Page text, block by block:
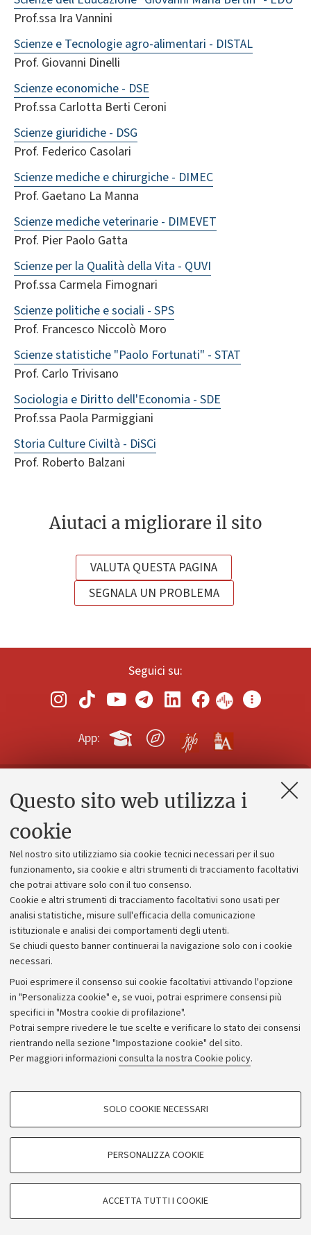
Questo sito web utilizza i
cookie
Nel nostro sito utilizziamo sia cookie tecnici necessari per il suo
funzionamento, sia cookie e altri strumenti di tracciamento facoltativi
che potrai attivare solo con il tuo consenso.
Cookie e altri strumenti di tracciamento facoltativi sono usati per
analisi statistiche, misure sull'efficacia della comunicazione
istituzionale e analisi dei comportamenti degli utenti.
Se chiudi questo banner continuerai la navigazione solo con i cookie
necessari.
Puoi esprimere il consenso sui cookie facoltativi attivando l'opzione
in "Personalizza cookie" e, se vuoi, potrai esprimere consensi più
specifici in "Mostra cookie di profilazione".
Potrai sempre rivedere le tue scelte e verificare lo stato dei consensi
rientrando nella sezione "Impostazione cookie" del sito.
Per maggiori informazioni consulta la nostra Cookie policy.
COOKIE DI PROFILAZIONE - FACOLTATIVI
COOKIE TECNICI - NECESSARI
Si tratta di cookie tecnici utilizzati, a titolo esemplificativo, per il corretto
SOLO COOKIE NECESSARI
PERSONALIZZA COOKIE
ACCETTA TUTTI I COOKIE
Prof.ssa Ira Vannini
Scienze e Tecnologie agro-alimentari - DISTAL
Prof. Giovanni Dinelli
Scienze economiche - DSE
Prof.ssa Carlotta Berti Ceroni
Scienze giuridiche - DSG
Prof. Federico Casolari
Scienze mediche e chirurgiche - DIMEC
Prof. Gaetano La Manna
Scienze mediche veterinarie - DIMEVET
Prof. Pier Paolo Gatta
Scienze per la Qualità della Vita - QUVI
Prof.ssa Carmela Fimognari
Scienze politiche e sociali - SPS
Prof. Francesco Niccolò Moro
Scienze statistiche "Paolo Fortunati" - STAT
Prof. Carlo Trivisano
Sociologia e Diritto dell'Economia - SDE
Prof.ssa Paola Parmiggiani
Storia Culture Civiltà - DiSCi
Prof. Roberto Balzani
Aiutaci a migliorare il sito
VALUTA QUESTA PAGINA
SEGNALA UN PROBLEMA
Seguici su:
App:
Contatti e PEC
Alumni community
Piano strategico
Bilanci
Donazioni e 5x1000
Bandi, gare e concorsi
Albo online
Amministrazione trasparente
Atti di notifica
Informazioni sul sito e accessibilità
Dichiarazione di accessibilità
Privacy e note legali
Impostazioni Cookie
©Copyright 2026 - ALMA MATER STUDIORUM - Università di
Bologna - Via Zamboni,33 - 40126Bologna - PI:
- CF:80007010376